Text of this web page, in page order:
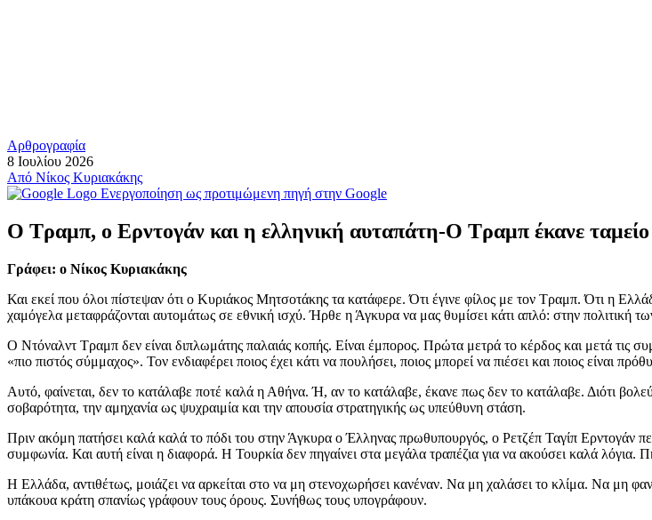
Αρθρογραφία
8 Ιουλίου 2026
Από Νίκος Κυριακάκης
Ενεργοποίηση ως προτιμώμενη πηγή στην Google
Ο Τραμπ, ο Ερντογάν και η ελληνική αυταπάτη-Ο Τραμπ έκανε ταμείο
Γράφει: ο Νίκος Κυριακάκης
Και εκεί που όλοι πίστεψαν ότι ο Κυριάκος Μητσοτάκης τα κατάφερε. Ότι έγινε φίλος με τον Τραμπ. Ότι η
χαμόγελα μεταφράζονται αυτομάτως σε εθνική ισχύ. Ήρθε η Άγκυρα να μας θυμίσει κάτι απλό: στην πολιτική
Ο Ντόναλντ Τραμπ δεν είναι διπλωμάτης παλαιάς κοπής. Είναι έμπορος. Πρώτα μετρά το κέρδος και μετά τις
«πιο πιστός σύμμαχος». Τον ενδιαφέρει ποιος έχει κάτι να πουλήσει, ποιος μπορεί να πιέσει και ποιος είναι
Αυτό, φαίνεται, δεν το κατάλαβε ποτέ καλά η Αθήνα. Ή, αν το κατάλαβε, έκανε πως δεν το κατάλαβε. Διότι
σοβαρότητα, την αμηχανία ως ψυχραιμία και την απουσία στρατηγικής ως υπεύθυνη στάση.
Πριν ακόμη πατήσει καλά καλά το πόδι του στην Άγκυρα ο Έλληνας πρωθυπουργός, ο Ρετζέπ Ταγίπ Ερντογάν
συμφωνία. Και αυτή είναι η διαφορά. Η Τουρκία δεν πηγαίνει στα μεγάλα τραπέζια για να ακούσει καλά λόγια.
Η Ελλάδα, αντιθέτως, μοιάζει να αρκείται στο να μη στενοχωρήσει κανέναν. Να μη χαλάσει το κλίμα. Να μη
υπάκουα κράτη σπανίως γράφουν τους όρους. Συνήθως τους υπογράφουν.